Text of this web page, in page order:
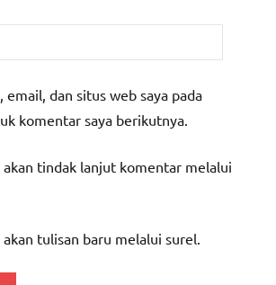
email, dan situs web saya pada
komentar saya berikutnya.
akan tindak lanjut komentar melalui
tulisan baru melalui surel.